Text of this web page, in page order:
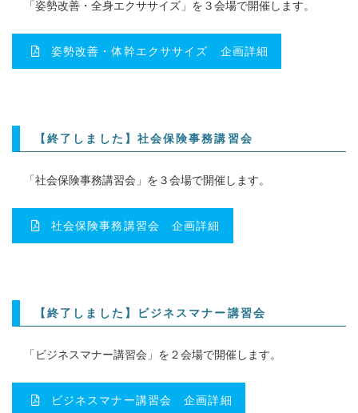
「姿勢改善・全身エクササイズ」を３会場で開催します。
姿勢改善・体幹エクササイズ 企画詳細
【終了しました】社会保険事務講習会
「社会保険事務講習会」を３会場で開催します。
社会保険事務講習会 企画詳細
【終了しました】ビジネスマナー講習会
「ビジネスマナー講習会」を２会場で開催します。
ビジネスマナー講習会 企画詳細